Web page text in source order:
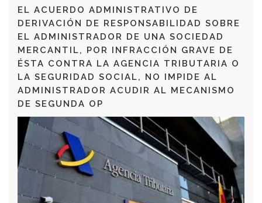
EL ACUERDO ADMINISTRATIVO DE
DERIVACIÓN DE RESPONSABILIDAD SOBRE
EL ADMINISTRADOR DE UNA SOCIEDAD
MERCANTIL, POR INFRACCIÓN GRAVE DE
ÉSTA CONTRA LA AGENCIA TRIBUTARIA O
LA SEGURIDAD SOCIAL, NO IMPIDE AL
ADMINISTRADOR ACUDIR AL MECANISMO
DE SEGUNDA OP